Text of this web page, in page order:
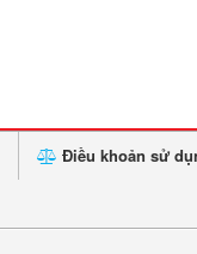
Điều khoản sử